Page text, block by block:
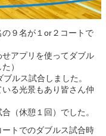
の９名が１or２コートで
アプリを使ってダブル
）
ルス試合しました。
る光景もあり皆さん仲
（休憩１回）でした。
トでのダブルス試合時